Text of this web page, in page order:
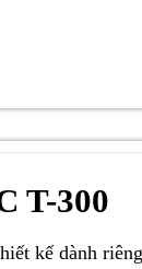
T-300
kế dành